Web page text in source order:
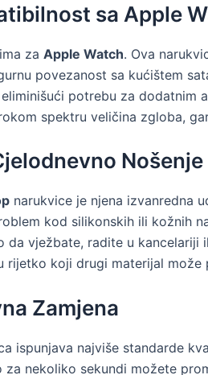
sa Apple
za Apple Watch. Ova
povezanost sa kućištem
potrebu za
spektru veličina zgloba,
narukvice je njena izvanredna
kod silikonskih ili kožnih
da vježbate, radite u
rijetko koji drugi materijal može
Zamjena
ispunjava najviše standarde
nekoliko sekundi možete